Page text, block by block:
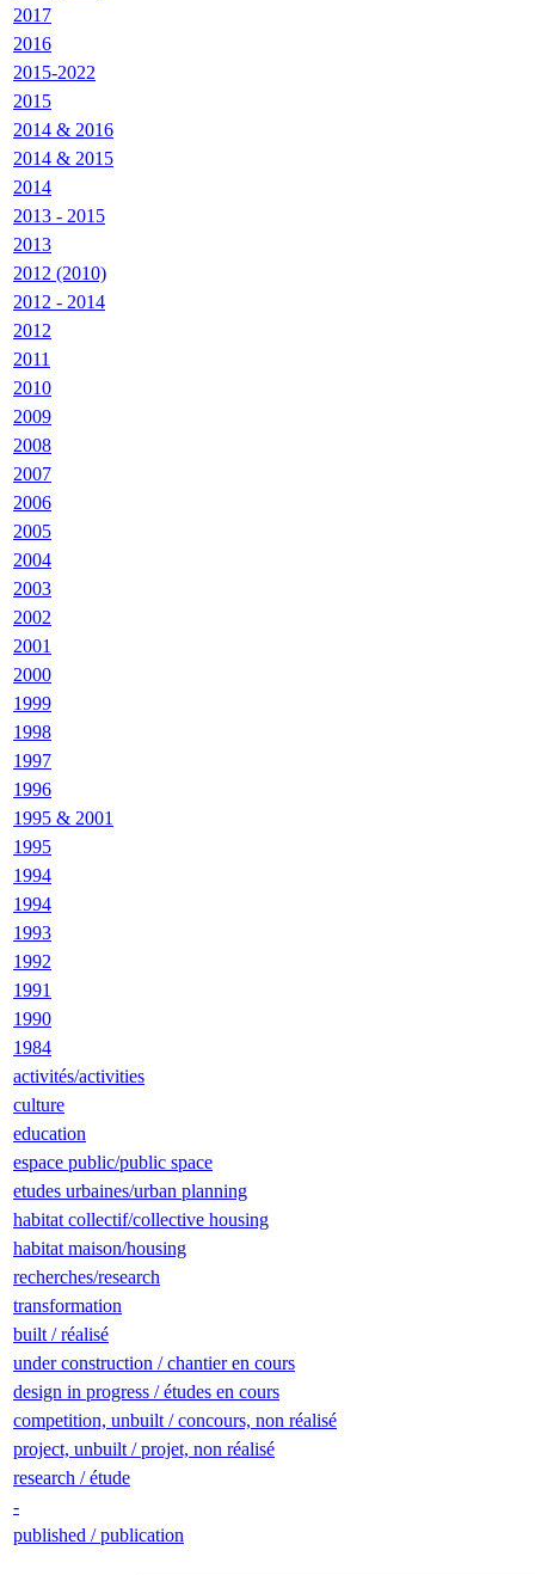
2017
2016
2015-2022
2015
2014 & 2016
2014 & 2015
2014
2013 - 2015
2013
2012 (2010)
2012 - 2014
2012
2011
2010
2009
2008
2007
2006
2005
2004
2003
2002
2001
2000
1999
1998
1997
1996
1995 & 2001
1995
1994
1994
1993
1992
1991
1990
1984
activités/activities
culture
education
espace public/public space
etudes urbaines/urban planning
habitat collectif/collective housing
habitat maison/housing
recherches/research
transformation
built / réalisé
under construction / chantier en cours
design in progress / études en cours
competition, unbuilt / concours, non réalisé
project, unbuilt / projet, non réalisé
research / étude
-
published / publication